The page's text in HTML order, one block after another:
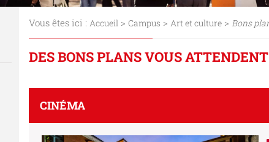
Vous êtes ici : Accueil> Campus > Art et culture> Bons
DES BONS PLANS VOUS
CINÉMA